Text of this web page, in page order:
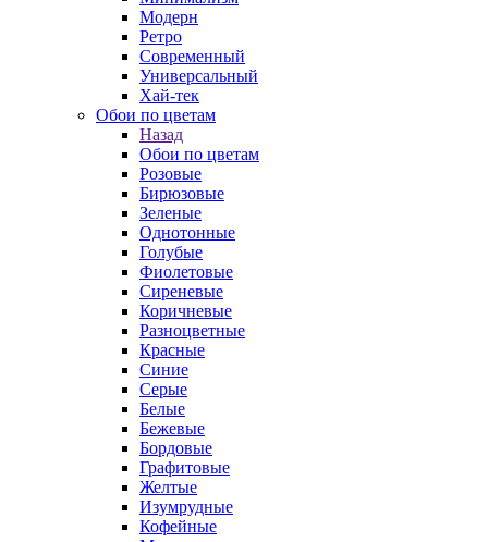
Модерн
Ретро
Современный
Универсальный
Хай-тек
Обои по цветам
Назад
Обои по цветам
Розовые
Бирюзовые
Зеленые
Однотонные
Голубые
Фиолетовые
Сиреневые
Коричневые
Разноцветные
Красные
Синие
Серые
Белые
Бежевые
Бордовые
Графитовые
Желтые
Изумрудные
Кофейные